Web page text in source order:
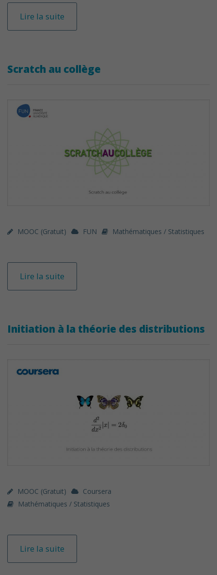
Lire la suite
Scratch au collège
MOOC (gratuit) FUN Mathématiques / Statistiques
Lire la suite
Initiation à la théorie des distributions
MOOC (gratuit)
Coursera
Mathématiques / Statistiques
Lire la suite